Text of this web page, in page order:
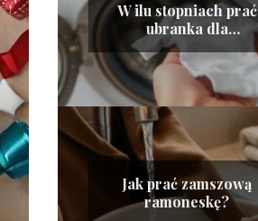
W ilu stopniach prać
ubranka dla
noworodka?
Jak prać zamszową
ramoneskę?